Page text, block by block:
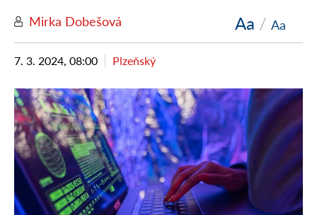
Mirka Dobešová Aa / Aa
7. 3. 2024, 08:00 Plzeňský